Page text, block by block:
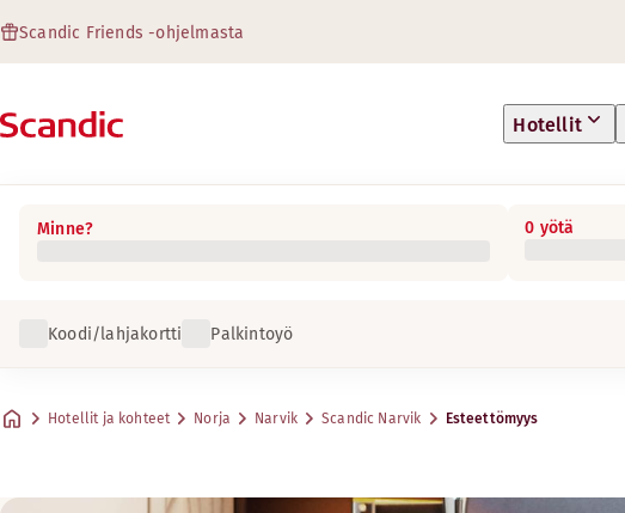
Scandic Friends -ohjelmasta
Hotellit
Minne? 0 yötä
Koodi/lahjakortti Palkintoyö
Hotellit ja kohteet Norja Narvik Scandic Narvik Esteettömyys